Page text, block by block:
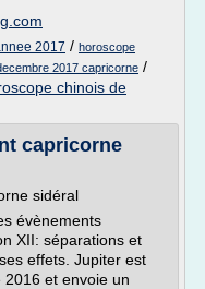
2017 / horoscope
2017 capricorne /
chinois de
capricorne
sidéral
évènements
XII: séparations et
effets. Jupiter est
et envoie un